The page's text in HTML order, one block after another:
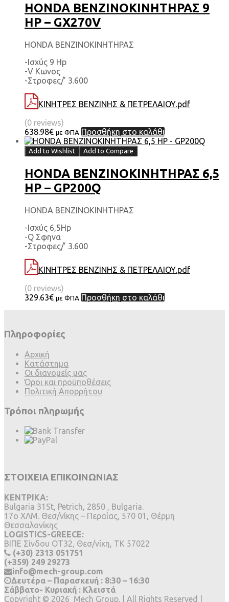
HONDA ΒΕΝΖΙΝΟΚΙΝΗΤΗΡΑΣ 9
HP – GX270V
HONDA ΒΕΝΖΙΝΟΚΙΝΗΤΗΡΑΣ
-Ισχύς 9 Hp
-V Κωνος
-Στροφες/’ 3.600
ΚΙΝΗΤΡΕΣ ΒΕΝΖΙΝΗΣ & ΠΕΤΡΕΛΑΙΟΥ.pdf
(0 reviews)
638.98€ με ΦΠΑ Προσθήκη στο καλάθι
Add to Wishlist Add to Compare
HONDA ΒΕΝΖΙΝΟΚΙΝΗΤΗΡΑΣ 6,5
HP – GP200Q
HONDA ΒΕΝΖΙΝΟΚΙΝΗΤΗΡΑΣ
-Ισχύς 6,5Hp
-Q Σφηνα
-Στροφες/’ 3.600
ΚΙΝΗΤΡΕΣ ΒΕΝΖΙΝΗΣ & ΠΕΤΡΕΛΑΙΟΥ.pdf
(0 reviews)
329.63€ με ΦΠΑ Προσθήκη στο καλάθι
Πληροφορίες
Αρχική
Κατάστημα
Οι διανομείς μας
Όροι και προϋποθέσεις
Πολιτική Απορρήτου
Τρόποι πληρωμής
ΣΤΟΙΧΕΙΑ ΕΠΙΚΟΙΝΩΝΙΑΣ
ΚΕΝΤΡΙΚΑ:
Bulgaria 31St, Petrich, 2850 , Bulgaria.
17ο ΧΛΜ. Θεσ/νίκης – Περαίας, 570 01, Θέρμη
Θεσσαλονίκης
LOGISTICS-GREECE:
BIΠΕ Σίνδου ΟΤ32, Θεσ/νίκη, ΤΚ 57022
(+30) 2313 051751
(+359) 249 29273
info@mech-group.com
Δευτέρα – Παρασκευή : 8:30 – 16:30
Σάββατο- Κυριακή : Κλειστά
Copyright © 2026 Mech Group. | All Rights Reserved |